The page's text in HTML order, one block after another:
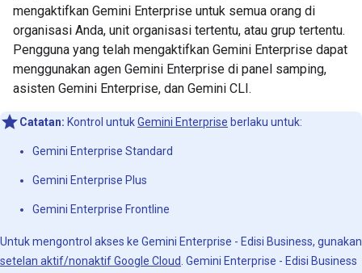
mengaktifkan Gemini Enterprise untuk semua orang di
organisasi Anda, unit organisasi tertentu, atau grup tertentu.
Pengguna yang telah mengaktifkan Gemini Enterprise dapat
menggunakan agen Gemini Enterprise di panel samping,
asisten Gemini Enterprise, dan Gemini CLI.
Catatan: Kontrol untukGemini Enterprise berlaku untuk:
Gemini Enterprise Standard
Gemini Enterprise Plus
Gemini Enterprise Frontline
Untuk mengontrol akses ke Gemini Enterprise - Edisi Business, gunakan
setelan aktif/nonaktif Google Cloud . Gemini Enterprise - Edisi Business